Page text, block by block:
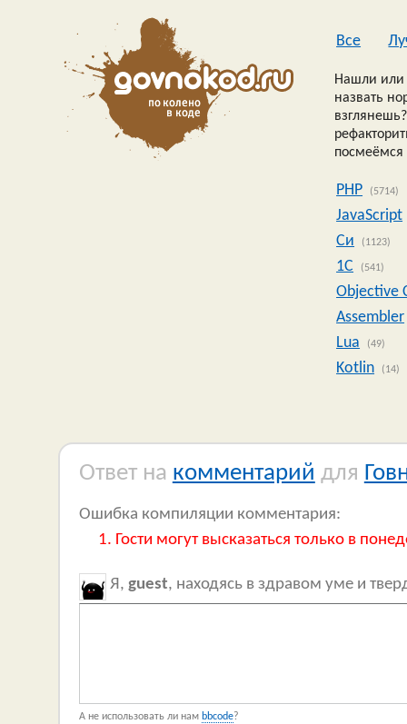
Все
Нашли или
назвать
посмеёмся
PHP (5714)
JavaScript
Си
(1123)
1C (541)
Objective
Assembler
Lua
(49)
Kotlin (14)
Ответ на комментарий для
Ошибка компиляции комментария:
Гости могут высказаться только в
Я, guest, находясь в здравом уме и
А не использовать ли нам bbcode?